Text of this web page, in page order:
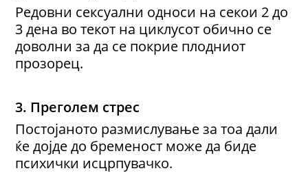
Редовни сексуални односи на секои 2 до
3 дена во текот на циклусот обично се
доволни за да се покрие плодниот
прозорец.
3. Преголем стрес
Постојаното размислување за тоа дали
ќе дојде до бременост може да биде
психички исцрпувачко.